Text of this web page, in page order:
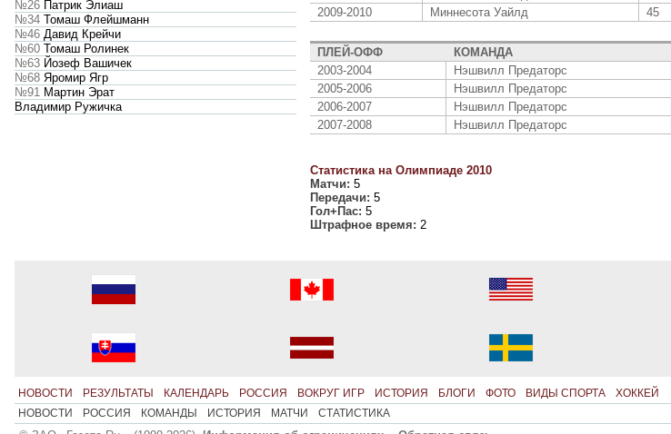
2009-2010
Миннесота Уайлд 45
ПЛЕЙ-ОФФ КОМАНДА
2003-2004
Нэшвилл Предаторс
2005-2006
Нэшвилл Предаторс
2006-2007
Нэшвилл Предаторс
2007-2008
Нэшвилл Предаторс
Статистика на Олимпиаде 2010
Матчи: 5
Передачи: 5
Гол+Пас: 5
Штрафное время: 2
№26 Патрик Элиаш
№34 Томаш Флейшманн
№46 Давид Крейчи
№60 Томаш Ролинек
№63 Йозеф Вашичек
№68 Яромир Ягр
№91 Мартин Эрат
Владимир Ружичка
НОВОСТИ РЕЗУЛЬТАТЫ КАЛЕНДАРЬ РОССИЯ ВОКРУГ ИГР ИСТОРИЯ БЛОГИ ФОТО ВИДЫ СПОРТА
ХОККЕЙ
НОВОСТИ
РОССИЯ КОМАНДЫ ИСТОРИЯ МАТЧИ СТАТИСТИКА